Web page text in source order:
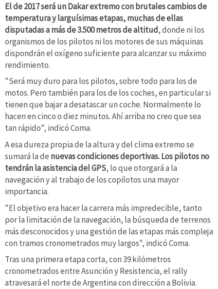
El de 2017 será un Dakar extremo con brutales cambios de
temperatura y larguísimas etapas, muchas de ellas
disputadas a más de 3.500 metros de altitud, donde ni los
organismos de los pilotos ni los motores de sus máquinas
dispondrán el oxígeno suficiente para alcanzar su máximo
rendimiento.
"Será muy duro para los pilotos, sobre todo para los de
motos. Pero también para los de los coches, en particular si
tienen que bajar a desatascar un coche. Normalmente lo
hacen en cinco o diez minutos. Ahí arriba no creo que sea
tan rápido", indicó Coma.
A esa dureza propia de la altura y del clima extremo se
sumará la de nuevas condiciones deportivas. Los pilotos no
tendrán la asistencia del GPS, lo que otorgará a la
navegación y al trabajo de los copilotos una mayor
importancia.
"El objetivo era hacer la carrera más impredecible, tanto
por la limitación de la navegación, la búsqueda de terrenos
más desconocidos y una gestión de las etapas más compleja
con tramos cronometrados muy largos", indicó Coma.
Tras una primera etapa corta, con 39 kilómetros
cronometrados entre Asunción y Resistencia, el rally
atravesará el norte de Argentina con dirección a Bolivia.